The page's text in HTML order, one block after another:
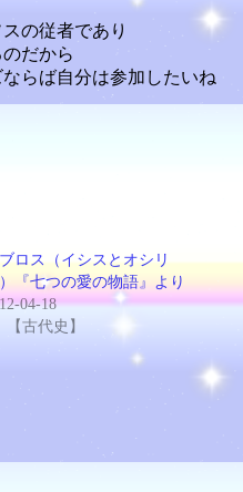
の従者であり
だから
らば自分は参加したいね
ロス（イシスとオシリ
『七つの愛の物語』より
04-18
【古代史】